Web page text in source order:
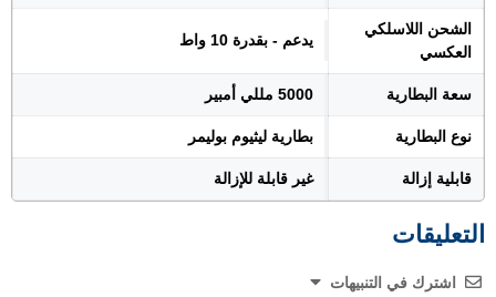
الشحن اللاسلكي
العكسي
يدعم - بقدرة 10 واط
سعة البطارية 5000 مللي أمبير
نوع البطارية بطارية ليثيوم بوليمر
قابلية إزالة غير قابلة للإزالة
التعليقات
اشترك في التنبيهات